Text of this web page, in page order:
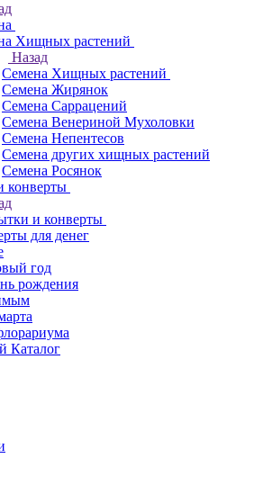
Хищных растений
Назад
Семена Хищных растений
Семена Жирянок
Семена Саррацений
Семена Венериной Мухоловки
Семена Непентесов
Семена других хищных растений
Семена Росянок
конверты
и конверты
для денег
год
рождения
Каталог